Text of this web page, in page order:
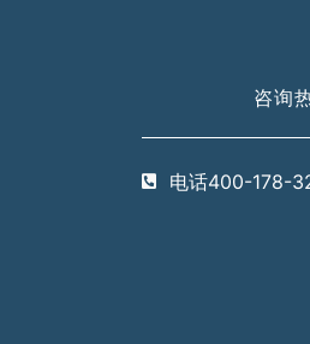
咨询
电话400-178-